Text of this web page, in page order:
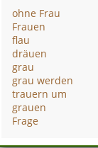
ohne Frau
Frauen
flau
dräuen
grau
grau werden
trauern um
grauen
Frage